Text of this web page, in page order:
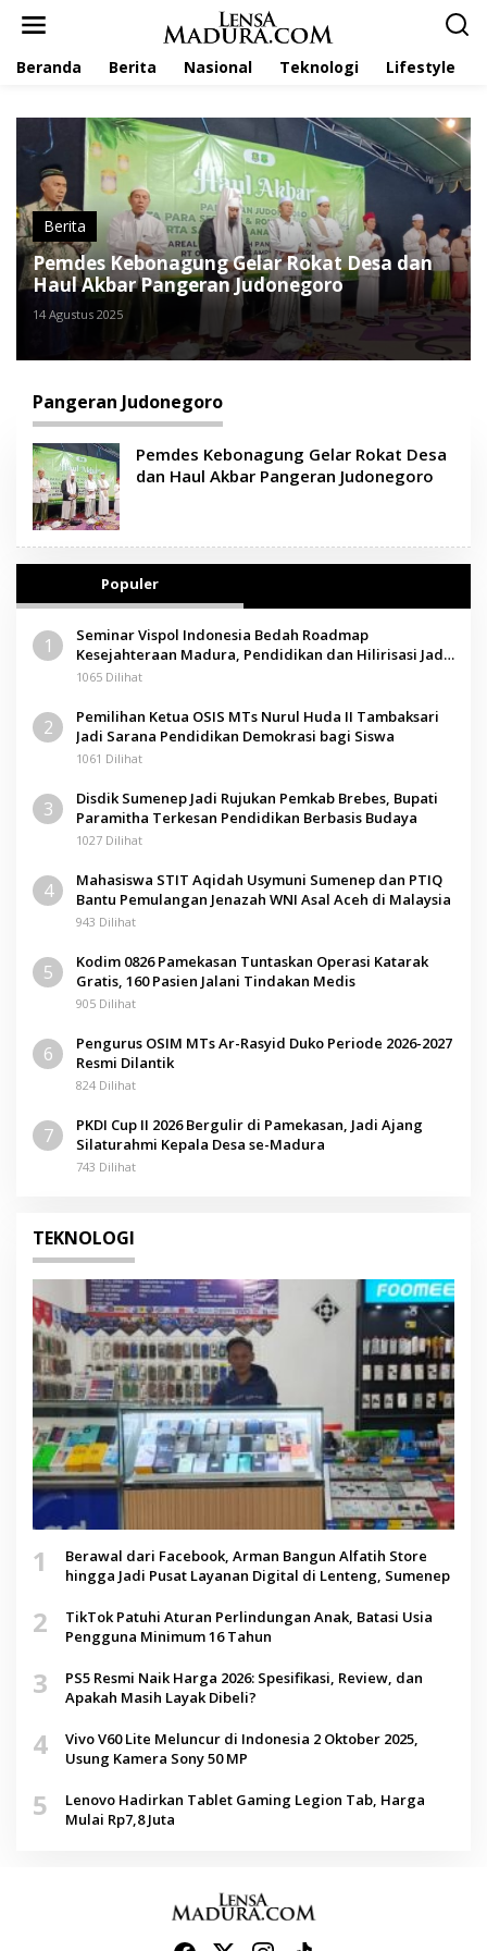
Beranda Berita Nasional Teknologi Lifestyle
Berita
Pemdes Kebonagung Gelar Rokat Desa dan
Haul Akbar Pangeran Judonegoro
14 Agustus 2025
Pangeran Judonegoro
Pemdes Kebonagung Gelar Rokat Desa
dan Haul Akbar Pangeran Judonegoro
Populer
1
Seminar Vispol Indonesia Bedah Roadmap
Kesejahteraan Madura, Pendidikan dan Hilirisasi Jadi
Kunci
1065 Dilihat
2
Pemilihan Ketua OSIS MTs Nurul Huda II Tambaksari
Jadi Sarana Pendidikan Demokrasi bagi Siswa
1061 Dilihat
3
Disdik Sumenep Jadi Rujukan Pemkab Brebes, Bupati
Paramitha Terkesan Pendidikan Berbasis Budaya
1027 Dilihat
4
Mahasiswa STIT Aqidah Usymuni Sumenep dan PTIQ
Bantu Pemulangan Jenazah WNI Asal Aceh di Malaysia
943 Dilihat
5
Kodim 0826 Pamekasan Tuntaskan Operasi Katarak
Gratis, 160 Pasien Jalani Tindakan Medis
905 Dilihat
6
Pengurus OSIM MTs Ar-Rasyid Duko Periode 2026-2027
Resmi Dilantik
824 Dilihat
7
PKDI Cup II 2026 Bergulir di Pamekasan, Jadi Ajang
Silaturahmi Kepala Desa se-Madura
743 Dilihat
TEKNOLOGI
1
Berawal dari Facebook, Arman Bangun Alfatih Store
hingga Jadi Pusat Layanan Digital di Lenteng, Sumenep
2
TikTok Patuhi Aturan Perlindungan Anak, Batasi Usia
Pengguna Minimum 16 Tahun
3
PS5 Resmi Naik Harga 2026: Spesifikasi, Review, dan
Apakah Masih Layak Dibeli?
4
Vivo V60 Lite Meluncur di Indonesia 2 Oktober 2025,
Usung Kamera Sony 50 MP
5
Lenovo Hadirkan Tablet Gaming Legion Tab, Harga
Mulai Rp7,8 Juta